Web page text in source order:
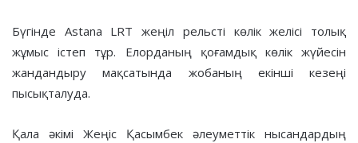
Бүгінде Astana LRT жеңіл рельсті көлік желісі толық
жұмыс істеп тұр. Елорданың қоғамдық көлік жүйесін
жандандыру мақсатында жобаның екінші кезеңі
пысықталуда.
Қала әкімі Жеңіс Қасымбек әлеуметтік нысандардың